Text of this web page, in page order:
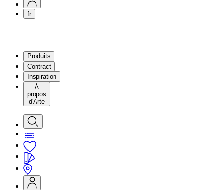
fr
Produits
Contract
Inspiration
À
propos
d'Arte